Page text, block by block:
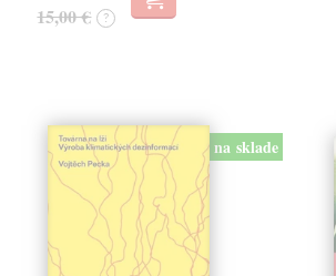
15,00 € ?
na sklade